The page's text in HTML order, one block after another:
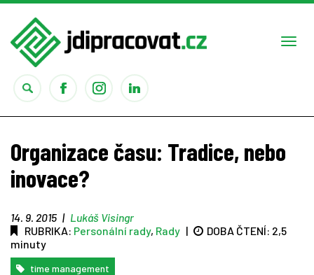
Obory
Rady
Organizace času: Tradice, nebo
inovace?
14. 9. 2015 | Lukáš Visingr
RUBRIKA: Personální rady, Rady | DOBA ČTENÍ: 2,5
minuty
time management